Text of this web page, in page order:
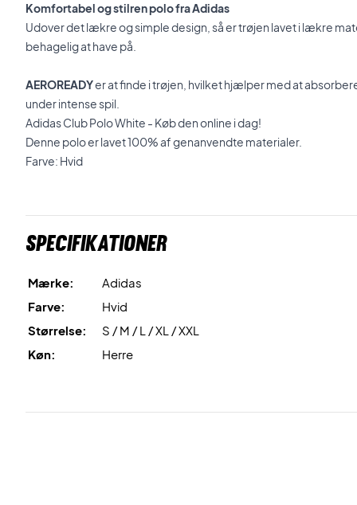
Komfortabel og stilren polo fra Adidas
Udover det lækre og simple design, så er trøjen lavet i lækre
behagelig at have på.
AEROREADYer at finde i trøjen, hvilket hjælper med at
under intense spil.
Adidas Club Polo White - Køb den online i dag!
Denne polo er lavet 100% af genanvendte materialer.
Farve: Hvid
Specifikationer
Mærke:
Adidas
Farve:
Hvid
Størrelse:
S / M / L / XL / XXL
Køn:
Herre